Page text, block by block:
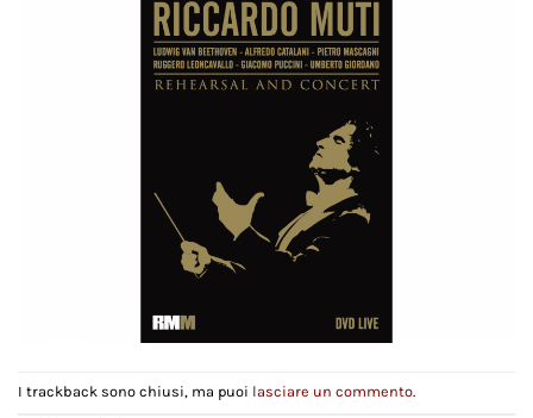
I trackback sono chiusi, ma puoi lasciare un commento.